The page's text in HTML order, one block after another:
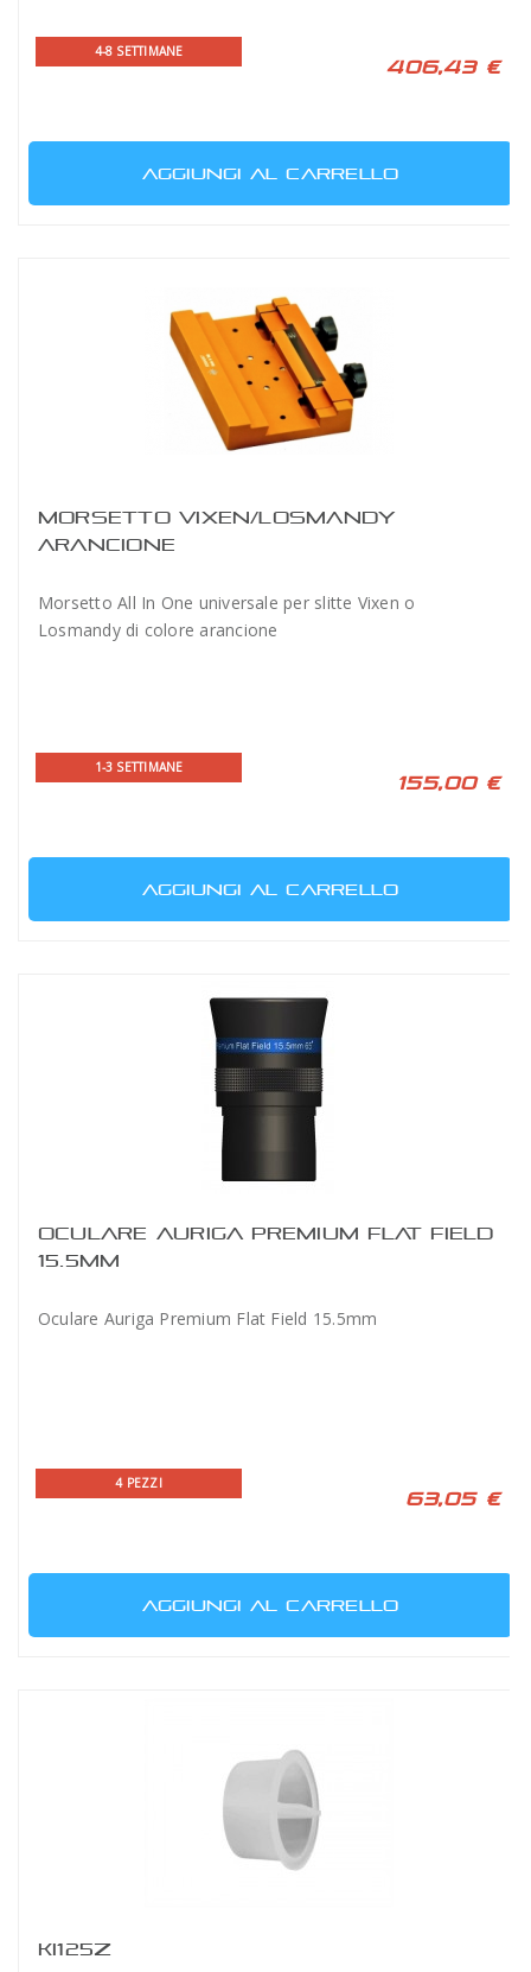
4-8 SETTIMANE
406,43 €
AGGIUNGI AL CARRELLO
MORSETTO VIXEN/LOSMANDY
ARANCIONE
Morsetto All In One universale per slitte Vixen o
Losmandy di colore arancione
1-3 SETTIMANE
155,00 €
AGGIUNGI AL CARRELLO
OCULARE AURIGA PREMIUM FLAT FIELD
15.5MM
Oculare Auriga Premium Flat Field 15.5mm
4 PEZZI
63,05 €
AGGIUNGI AL CARRELLO
KI125Z